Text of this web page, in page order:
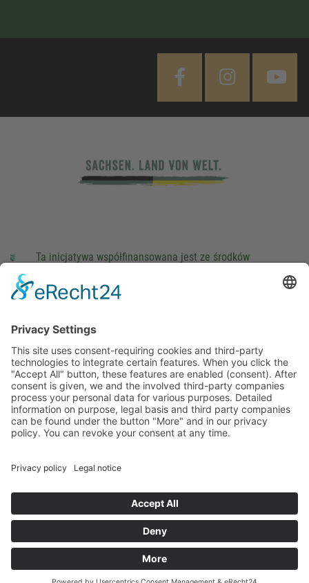
Ta inicjatywa współfinansowana jest ze środków
parlamentarzystów Landtagu Saksońskiego budżetu.
stopka redakcyjna
This site uses consent-requiring cookies and third-party
technologies to integrate certain features. When you click the
"Accept All" button, these features are enabled (consent).
After consent is given, we and the involved third-party
companies process your personal data for various purposes.
companies can be found under the button "More" and in our
DENY ACCEPT MORE
Legal notice Privacy policy